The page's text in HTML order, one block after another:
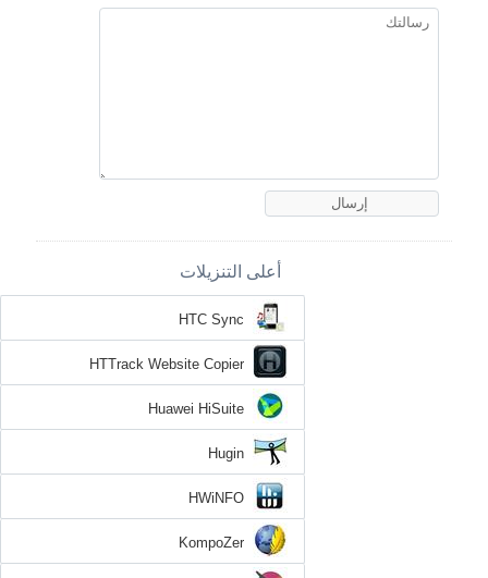
أعلى التنزيلات
HTC Sync
HTTrack Website Copier
Huawei HiSuite
Hugin
HWiNFO
KompoZer